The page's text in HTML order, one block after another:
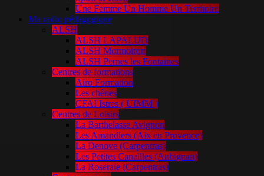
Une Femme Un Homme Un Territoire
Ma radio pédagogique
ALSH
ALSH LAPALUD
ALSH Mormoiron
ALSH Pernes les Fontaines
Centres de formations
Airo Formation
Les chênes
CFAI Istres ( UIMM )
Centres de Loisirs
La Barthelasse Avignon
Les Amandiers (Aix en Provence)
La Denove (Carpentras)
Les Petites Canailles (Aubignan)
La Roseraie (Carpentras)